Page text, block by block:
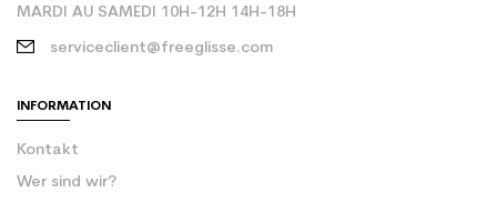
MARDI AU SAMEDI 10H-12H 14H-18H
serviceclient@freeglisse.com
INFORMATION
Kontakt
Wer sind wir?